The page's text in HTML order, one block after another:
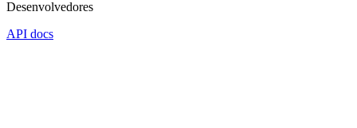
Desenvolvedores
API docs